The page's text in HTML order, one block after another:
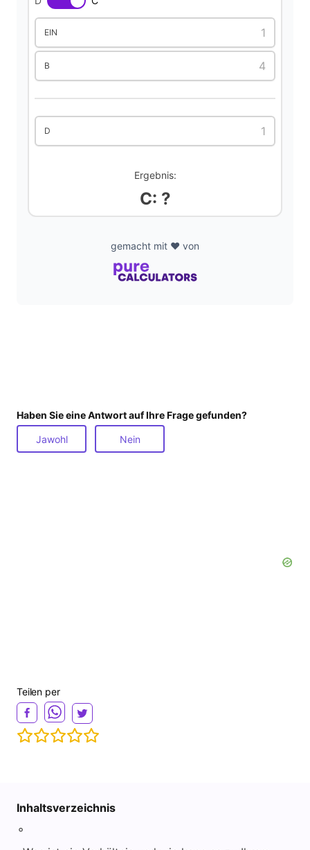
o
EIN
B
D
Ergebnis:
C: ?
gemacht mit ❤️ von
Haben Sie eine Antwort auf Ihre Frage gefunden?
Jawohl Nein
Teilen per
Inhaltsverzeichnis
◦